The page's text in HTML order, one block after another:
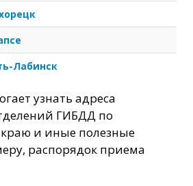
Лабинск
узнать адреса
ГИБДД по
и иные полезные
распорядок приема